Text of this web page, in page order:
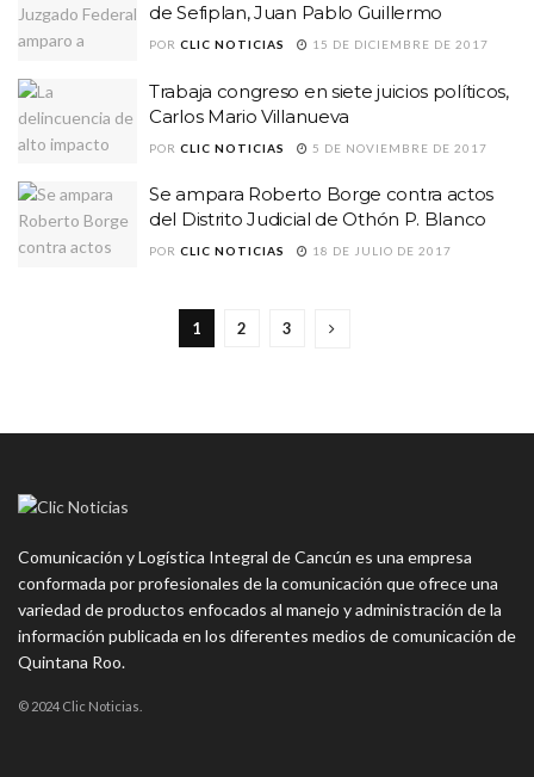
de Sefiplan, Juan Pablo Guillermo
POR CLIC NOTICIAS 15 DE DICIEMBRE DE 2017
Trabaja congreso en siete juicios políticos,
Carlos Mario Villanueva
POR CLIC NOTICIAS 5 DE NOVIEMBRE DE 2017
Se ampara Roberto Borge contra actos
del Distrito Judicial de Othón P. Blanco
POR CLIC NOTICIAS 18 DE JULIO DE 2017
1 2 3
Comunicación y Logística Integral de Cancún es una empresa
conformada por profesionales de la comunicación que ofrece una
variedad de productos enfocados al manejo y administración de la
información publicada en los diferentes medios de comunicación de
Quintana Roo.
© 2024 Clic Noticias.